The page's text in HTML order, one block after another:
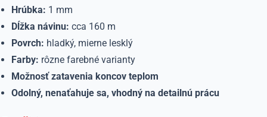
Hrúbka: 1 mm
Dĺžka návinu: cca 160 m
Povrch: hladký, mierne lesklý
Farby: rôzne farebné varianty
Možnosť zatavenia koncov teplom
Odolný, nenaťahuje sa, vhodný na detailnú prácu